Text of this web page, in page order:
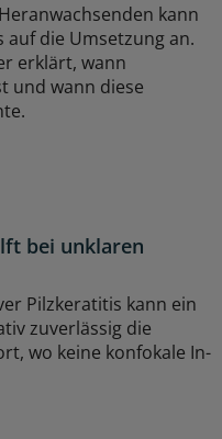
kann
die Umsetzung an.
erklärt, wann
und wann diese
bei unklaren
Pilzkeratitis kann ein
zuverlässig die
wo keine konfokale In-